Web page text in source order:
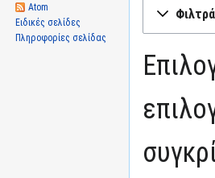
στην
στην
Atom
Ειδικές σελίδες
Πληροφορίες σελίδας